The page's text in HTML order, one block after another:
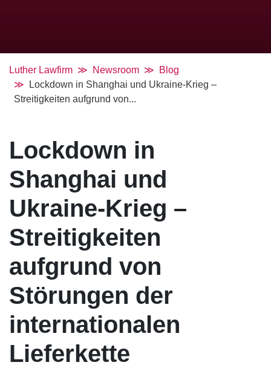
Luther Lawfirm Newsroom
Blog
Lockdown in Shanghai und Ukraine-Krieg –
Streitigkeiten aufgrund von...
Lockdown in
Shanghai und
Ukraine-Krieg –
Streitigkeiten
aufgrund von
Störungen der
internationalen
Lieferkette